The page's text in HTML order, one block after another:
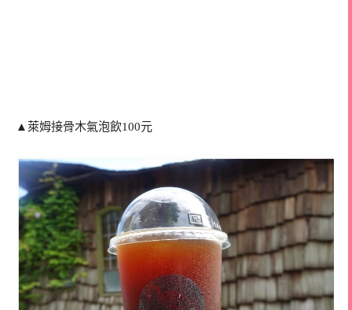
▲萊姆接骨木氣泡飲100元